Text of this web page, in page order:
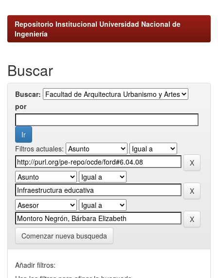
Repositorio Institucional Universidad Nacional de
Ingeniería
Buscar
Buscar:
por
Filtros actuales:
Comenzar nueva busqueda
Añadir filtros: